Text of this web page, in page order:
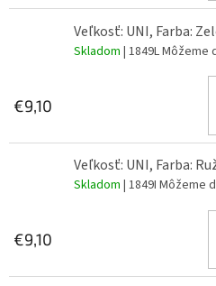
Veľkosť: UNI, Farba:
Skladom | 1849LMôžeme
€9,10
Veľkosť: UNI, Farba:
Skladom | 1849I Môžeme
€9,10